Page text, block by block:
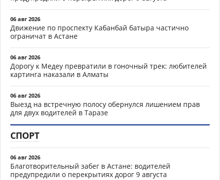
06 авг 2026
Движение по проспекту Кабанбай батыра частично
ограничат в Астане
06 авг 2026
Дорогу к Медеу превратили в гоночный трек: любителей
картинга наказали в Алматы
06 авг 2026
Выезд на встречную полосу обернулся лишением прав
для двух водителей в Таразе
СПОРТ
06 авг 2026
Благотворительный забег в Астане: водителей
предупредили о перекрытиях дорог 9 августа